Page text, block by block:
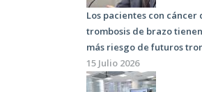
Los pacientes con cáncer
trombosis de brazo
más riesgo de futuros
15 Julio 2026